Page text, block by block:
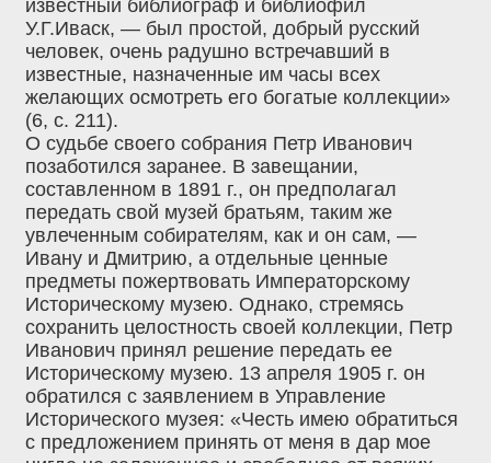
известный библиограф и библиофил
У.Г.Иваск, — был простой, добрый русский
человек, очень радушно встречавший в
известные, назначенные им часы всех
желающих осмотреть его богатые коллекции»
(6, с. 211).
О судьбе своего собрания Петр Иванович
позаботился заранее. В завещании,
составленном в 1891 г., он предполагал
передать свой музей братьям, таким же
увлеченным собирателям, как и он сам, —
Ивану и Дмитрию, а отдельные ценные
предметы пожертвовать Императорскому
Историческому музею. Однако, стремясь
сохранить целостность своей коллекции, Петр
Иванович принял решение передать ее
Историческому музею. 13 апреля 1905 г. он
обратился с заявлением в Управление
Исторического музея: «Честь имею обратиться
с предложением принять от меня в дар мое